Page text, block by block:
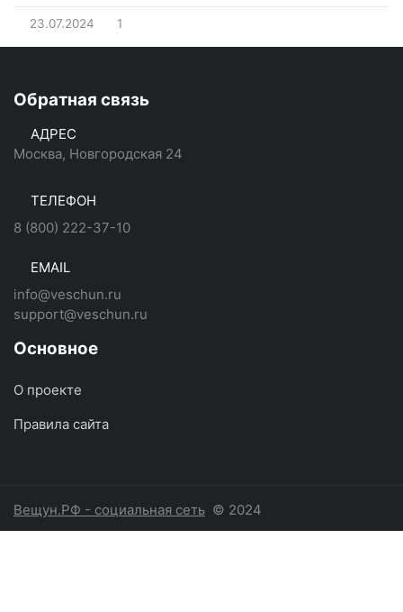
23.07.2024 1
Обратная связь
АДРЕС
Москва, Новгородская 24
ТЕЛЕФОН
8 (800) 222-37-10
EMAIL
info@veschun.ru
support@veschun.ru
Основное
О проекте
Правила сайта
Вещун.РФ - социальная сеть © 2024